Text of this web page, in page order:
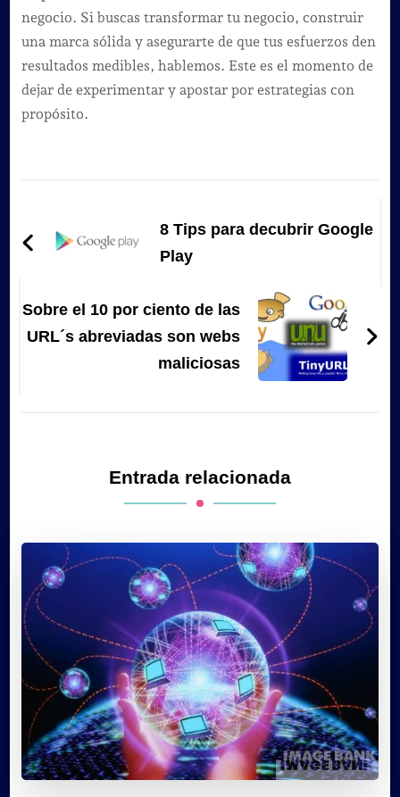
negocio. Si buscas transformar tu negocio, construir
una marca sólida y asegurarte de que tus esfuerzos den
resultados medibles, hablemos. Este es el momento de
dejar de experimentar y apostar por estrategias con
propósito.
de
8 Tips para decubrir Google
Play
Sobre el 10 por ciento de las
URL´s abreviadas son webs
maliciosas
Entrada relacionada